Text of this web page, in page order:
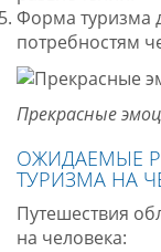
Форма туризма
потребностям
Прекрасные
ОЖИДАЕМЫЕ
ТУРИЗМА НА
Путешествия
на человека: